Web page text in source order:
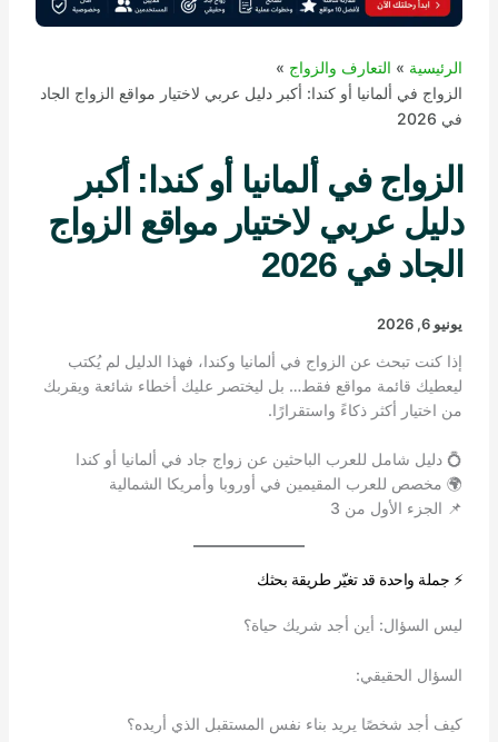
الرئيسية
التعارف والزواج
الزواج في ألمانيا أو كندا: أكبر دليل عربي لاختيار مواقع الزواج الجاد
في 2026
الزواج في ألمانيا أو كندا: أكبر
دليل عربي لاختيار مواقع الزواج
الجاد في 2026
يونيو 6, 2026
إذا كنت تبحث عن الزواج في ألمانيا وكندا، فهذا الدليل لم يُكتب
ليعطيك قائمة مواقع فقط… بل ليختصر عليك أخطاء شائعة ويقربك
من اختيار أكثر ذكاءً واستقرارًا.
💍 دليل شامل للعرب الباحثين عن زواج جاد في ألمانيا أو كندا
🌍 مخصص للعرب المقيمين في أوروبا وأمريكا الشمالية
📌 الجزء الأول من 3
⚡ جملة واحدة قد تغيّر طريقة بحثك
ليس السؤال: أين أجد شريك حياة؟
السؤال الحقيقي:
كيف أجد شخصًا يريد بناء نفس المستقبل الذي أريده؟